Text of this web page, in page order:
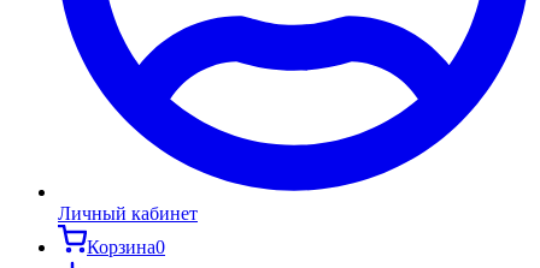
Личный кабинет
Корзина0